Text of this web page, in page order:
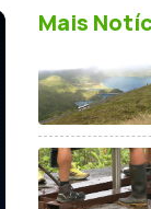
Mais